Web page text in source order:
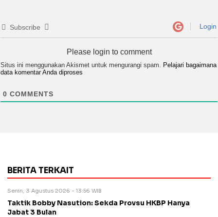
Subscribe Login
Please login to comment
Situs ini menggunakan Akismet untuk mengurangi spam. Pelajari bagaimana
data komentar Anda diproses
0 COMMENTS
BERITA TERKAIT
Senin, 3 Agustus 2026 - 13:56 WIB
Taktik Bobby Nasution: Sekda Provsu HKBP Hanya
Jabat 3 Bulan